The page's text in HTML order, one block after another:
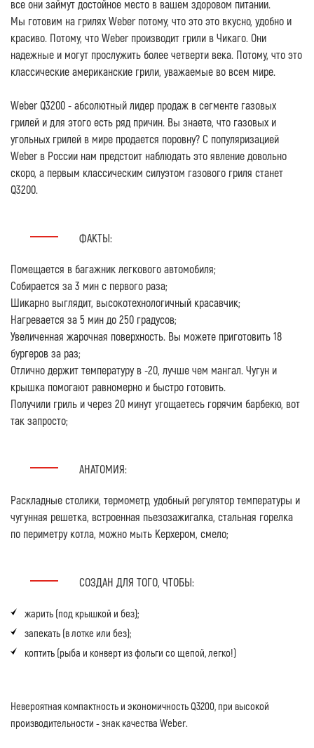
все они займут достойное место в вашем здоровом питании.
Мы готовим на грилях Weber потому, что это это вкусно, удобно и
красиво. Потому, что Weber производит грили в Чикаго. Они
надежные и могут прослужить более четверти века. Потому, что это
классические американские грили, уважаемые во всем мире.
Weber Q3200 - абсолютный лидер продаж в сегменте газовых
грилей и для этого есть ряд причин. Вы знаете, что газовых и
угольных грилей в мире продается поровну? С популяризацией
Weber в России нам предстоит наблюдать это явление довольно
скоро, а первым классическим силуэтом газового гриля станет
Q3200.
ФАКТЫ:
Помещается в багажник легкового автомобиля;
Собирается за 3 мин с первого раза;
Шикарно выглядит, высокотехнологичный красавчик;
Нагревается за 5 мин до 250 градусов;
Увеличенная жарочная поверхность. Вы можете приготовить 18
бургеров за раз;
Отлично держит температуру в -20, лучше чем мангал. Чугун и
крышка помогают равномерно и быстро готовить.
Получили гриль и через 20 минут угощаетесь горячим барбекю, вот
так запросто;
АНАТОМИЯ:
Раскладные столики, термометр, удобный регулятор температуры и
чугунная решетка, встроенная пьезозажигалка, стальная горелка
по периметру котла, можно мыть Керхером, смело;
СОЗДАН ДЛЯ ТОГО, ЧТОБЫ:
жарить (под крышкой и без);
запекать (в лотке или без);
коптить (рыба и конверт из фольги со щепой, легко!)
Невероятная компактность и экономичность Q3200, при высокой
производительности - знак качества Weber.